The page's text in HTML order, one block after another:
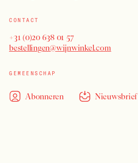
CONTACT
+31 (0)20 638 01 57
bestellingen@wijnwinkel.com
GEMEENSCHAP
Abonneren Nieuwsbrief